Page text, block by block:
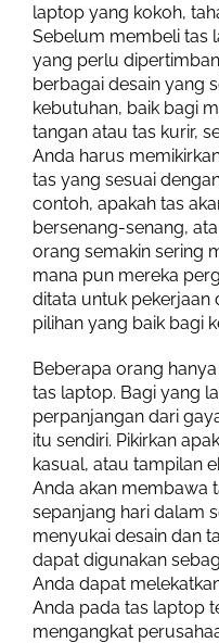
laptop yang kokoh,
Sebelum membeli tas
yang perlu
berbagai desain yang
kebutuhan, baik bagi
tangan atau tas kurir,
Anda harus
tas yang sesuai
contoh, apakah tas
bersenang-senang,
orang semakin sering
mana pun mereka
ditata untuk pekerjaan
pilihan yang baik bagi
Beberapa orang
tas laptop. Bagi yang
perpanjangan dari
itu sendiri. Pikirkan
kasual, atau tampilan
Anda akan membawa
sepanjang hari dalam
menyukai desain dan
dapat digunakan
Anda dapat
Anda pada tas laptop
mengangkat